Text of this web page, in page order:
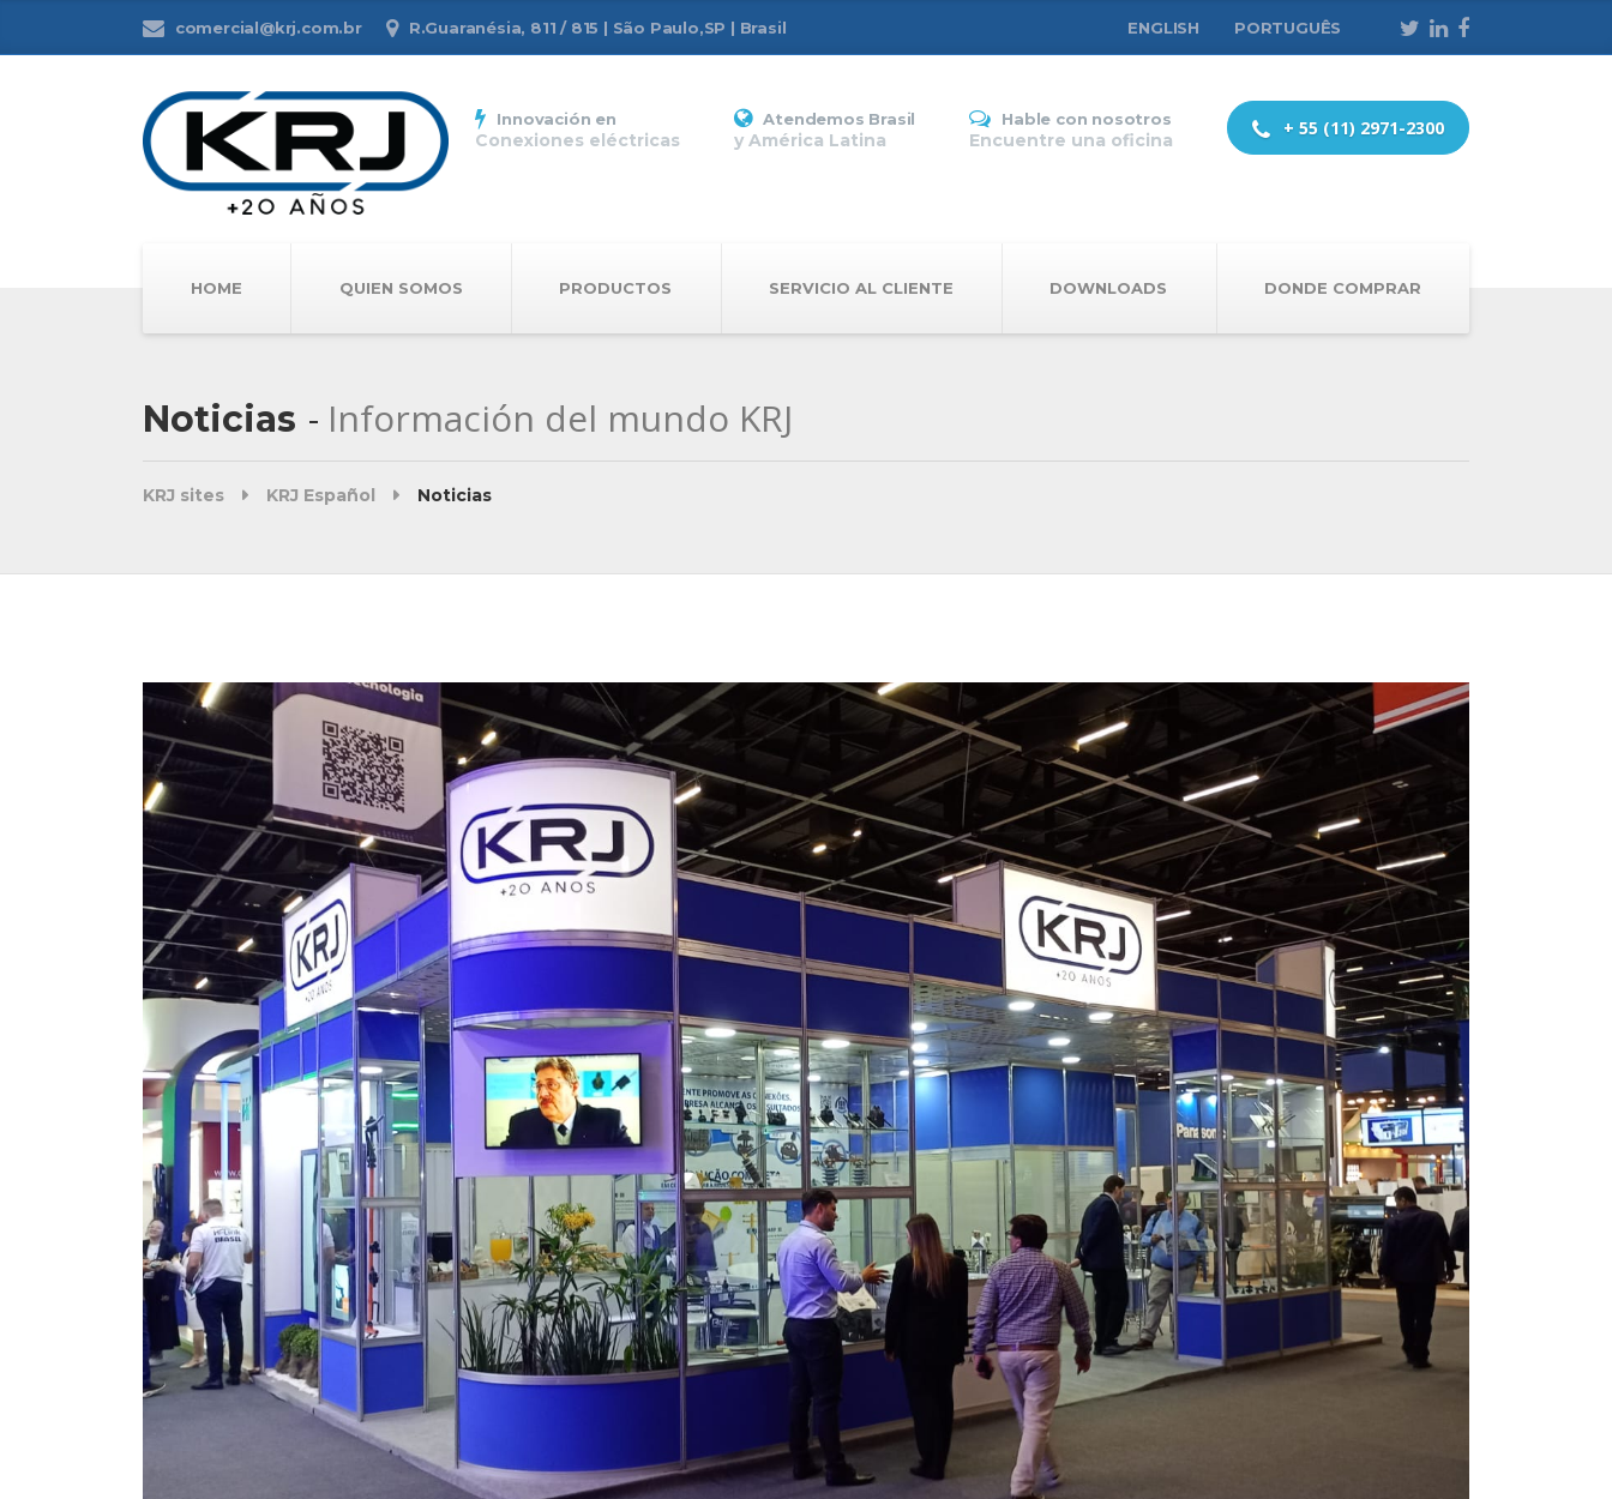
comercial@krj.com.br R.Guaranésia, 811 / 815 | São Paulo,SP | Brasil ENGLISH PORTUGUÊS
HOME QUIEN SOMOS PRODUCTOS SERVICIO AL CLIENTE DOWNLOADS DONDE COMPRAR
Innovación en
Conexiones eléctricas
Atendemos Brasil
y América Latina
Hable con nosotros
Encuentre una oficina
+ 55 (11) 2971-2300
Noticias Información del mundo KRJ
KRJ sites KRJ Español Noticias